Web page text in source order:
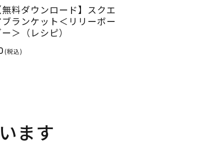
無料ダウンロード】スクエ
ブランケット＜リリーボー
＞（レシピ）
(税込)
ます